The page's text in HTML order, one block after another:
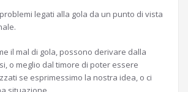
legati alla gola da un punto di vista
il mal di gola, possono derivare dalla
o meglio dal timore di poter essere
se esprimessimo la nostra idea, o ci